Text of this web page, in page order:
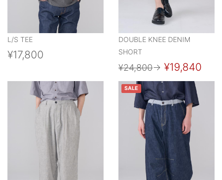
L/S TEE
¥17,800
DOUBLE KNEE DENIM
SHORT
¥24,800→ ¥19,840
SALE